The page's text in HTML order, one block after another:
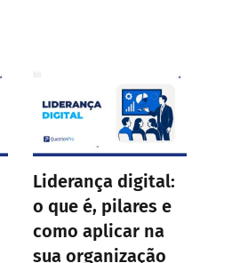
Liderança digital:
o que é, pilares e
como aplicar na
sua organização